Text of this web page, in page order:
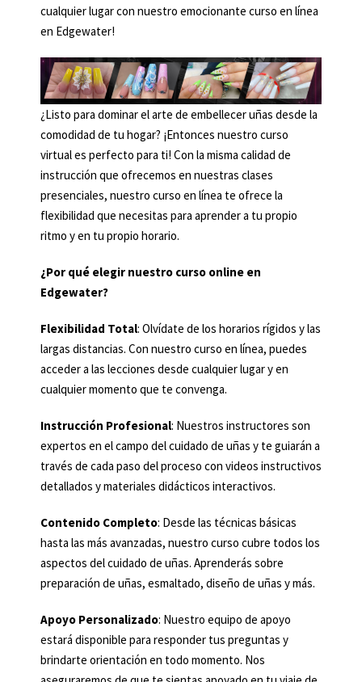
cualquier lugar con nuestro emocionante curso en línea
en Edgewater!
¿Listo para dominar el arte de embellecer uñas desde la
comodidad de tu hogar? ¡Entonces nuestro curso
virtual es perfecto para ti! Con la misma calidad de
instrucción que ofrecemos en nuestras clases
presenciales, nuestro curso en línea te ofrece la
flexibilidad que necesitas para aprender a tu propio
ritmo y en tu propio horario.
¿Por qué elegir nuestro curso online en
Edgewater?
Flexibilidad Total: Olvídate de los horarios rígidos y las
largas distancias. Con nuestro curso en línea, puedes
acceder a las lecciones desde cualquier lugar y en
cualquier momento que te convenga.
Instrucción Profesional: Nuestros instructores son
expertos en el campo del cuidado de uñas y te guiarán a
través de cada paso del proceso con videos instructivos
detallados y materiales didácticos interactivos.
Contenido Completo: Desde las técnicas básicas
hasta las más avanzadas, nuestro curso cubre todos los
aspectos del cuidado de uñas. Aprenderás sobre
preparación de uñas, esmaltado, diseño de uñas y más.
Apoyo Personalizado: Nuestro equipo de apoyo
estará disponible para responder tus preguntas y
brindarte orientación en todo momento. Nos